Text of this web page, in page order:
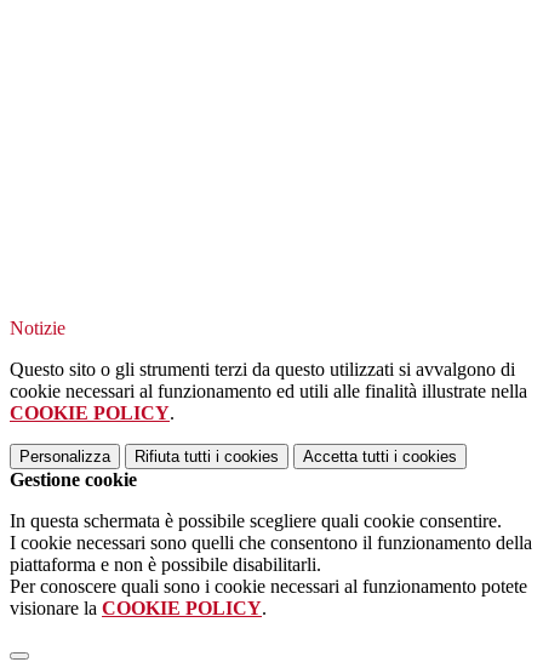
Notizie
Questo sito o gli strumenti terzi da questo utilizzati si avvalgono di
cookie necessari al funzionamento ed utili alle finalità illustrate nella
COOKIE POLICY.
Personalizza Rifiuta tutti i cookies Accetta tutti i cookies
Gestione cookie
In questa schermata è possibile scegliere quali cookie consentire.
I cookie necessari sono quelli che consentono il funzionamento della
piattaforma e non è possibile disabilitarli.
Per conoscere quali sono i cookie necessari al funzionamento potete
visionare la COOKIE POLICY.